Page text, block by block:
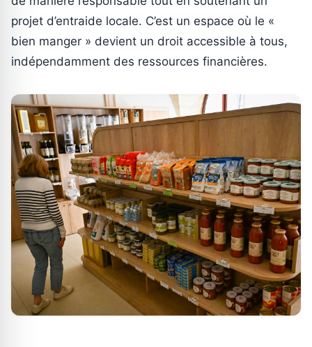
projet d’entraide locale. C’est un espace où le «
bien manger » devient un droit accessible à tous,
indépendamment des ressources financières.